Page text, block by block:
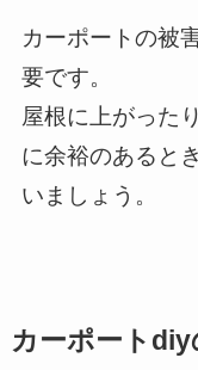
カーポートの被
要です。
屋根に上がった
に余裕のあると
いましょう。
カーポートdiy